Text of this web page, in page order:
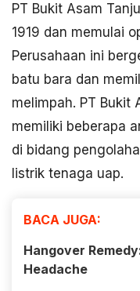
PT Bukit Asam
1919 dan memulai
Perusahaan ini
batu bara dan
melimpah. PT Bukit
memiliki beberapa
di bidang
listrik tenaga uap.
BACA JUGA:
Hangover
Headache